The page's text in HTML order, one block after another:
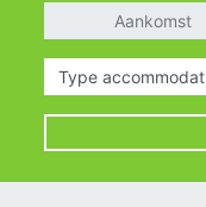
Aankomst
Type accommodatie